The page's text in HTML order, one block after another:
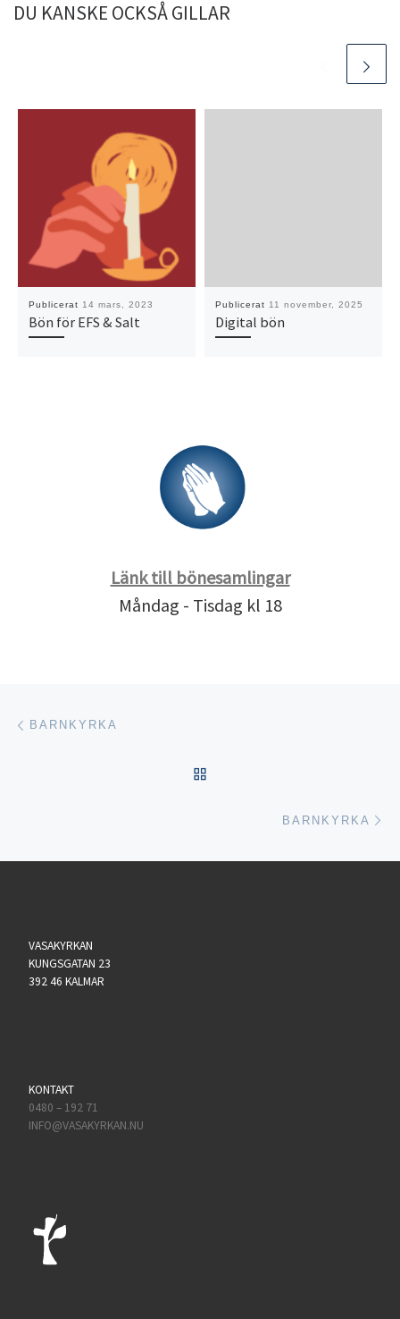
DU KANSKE OCKSÅ GILLAR
Publicerat 14 mars, 2023
Bön för EFS & Salt
Publicerat 11 november, 2025
Digital bön
Länk till bönesamlingar
Måndag - Tisdag kl 18
Inläggsnavigering
BARNKYRKA
BARNKYRKA
VASAKYRKAN
KUNGSGATAN 23
392 46 KALMAR
KONTAKT
0480 – 192 71
INFO@VASAKYRKAN.NU